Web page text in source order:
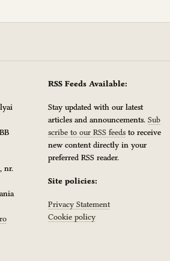
nr.
RSS Feeds Available:
Stay updated with our latest
articles and announcements.Sub
scribe to our RSS feeds to receive
new content directly in your
preferred RSS reader.
Site policies:
Privacy Statement
Cookie policy